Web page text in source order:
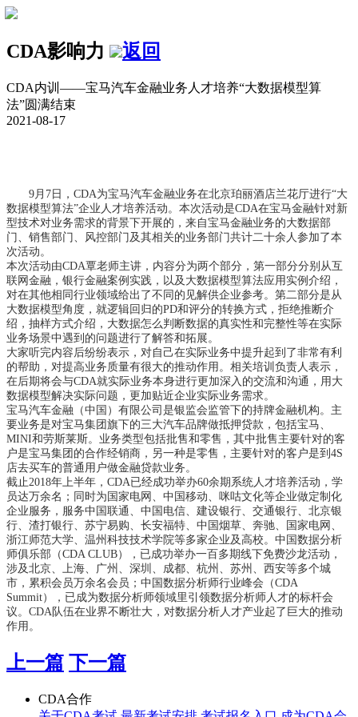
CDA影响力 返回
CDA内训——宝马汽车金融业务人才培养“大数据模型算
法”圆满结束
2021-08-17
9月7日，CDA为宝马汽车金融业务在北京珀丽酒店兰花厅进行“大
数据模型算法”企业人才培养活动。本次活动是CDA在宝马金融针对新
型技术对业务需求的背景下开展的，来自宝马金融业务的大数据部
门、销售部门、风控部门及其相关的业务部门共计二十余人参加了本
次活动。
本次活动由CDA覃老师主讲，内容分为两个部分，第一部分分别从互
联网金融，银行金融案例实践，以及大数据模型算法应用实例介绍，
对在其他相同行业领域给出了不同的见解供企业参考。第二部分是从
大数据模型角度，就逻辑回归的PD和评分的转换方式，拒绝推断介
绍，抽样方式介绍，大数据怎么判断数据的真实性和完整性等在实际
业务场景中遇到的问题进行了解答和拓展。
大家听完内容后纷纷表示，对自己在实际业务中提升起到了非常有利
的帮助，对提高业务质量有很大的推动作用。相关培训负责人表示，
在后期将会与CDA就实际业务本身进行更加深入的交流和沟通，用大
数据模型解决实际问题，更加贴近企业实际业务需求。
宝马汽车金融（中国）有限公司是银监会监管下的持牌金融机构。主
要业务是对宝马集团旗下的三大汽车品牌做抵押贷款，包括宝马、
MINI和劳斯莱斯。业务类型包括批售和零售，其中批售主要针对的客
户是宝马集团的合作经销商，另一种是零售，主要针对的客户是到4S
店去买车的普通用户做金融贷款业务。
截止2018年上半年，CDA已经成功举办60余期系统人才培养活动，学
员达万余名；同时为国家电网、中国移动、咪咕文化等企业做定制化
企业服务，服务中国联通、中国电信、建设银行、交通银行、北京银
行、渣打银行、苏宁易购、长安福特、中国烟草、奔驰、国家电网、
浙江师范大学、温州科技技术学院等多家企业及高校。中国数据分析
师俱乐部（CDA CLUB），已成功举办一百多期线下免费沙龙活动，
涉及北京、上海、广州、深圳、成都、杭州、苏州、西安等多个城
市，累积会员万余名会员；中国数据分析师行业峰会（CDA
Summit），已成为数据分析师领域里引领数据分析师人才的标杆会
议。CDA队伍在业界不断壮大，对数据分析人才产业起了巨大的推动
作用。
上一篇 下一篇
CDA合作